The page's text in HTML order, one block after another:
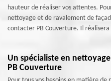
hauteur de réaliser vos attentes.
nettoyage et de ravalement de
contacter PB Couverture. Il réalisera
Un spécialiste en
PB Couverture